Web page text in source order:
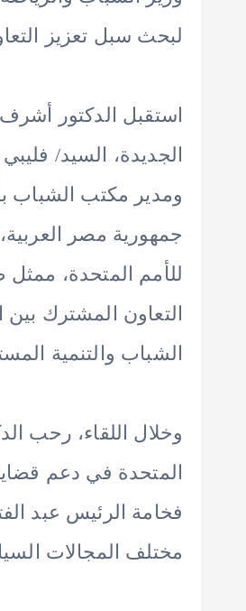
لبحث سبل تعزيز
استقبل الدكتور أشرف
الجديدة، السيد/
ومدير مكتب الشباب
جمهورية مصر
للأمم المتحدة،
التعاون المشترك
الشباب والتنمية
وخلال اللقاء، رحب
المتحدة في دعم
فخامة الرئيس عبد
مختلف المجالات